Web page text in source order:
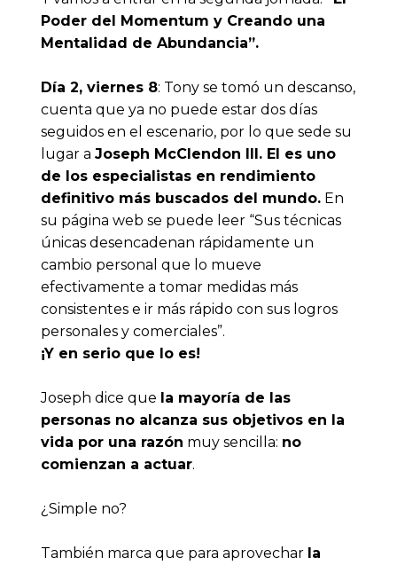
Poder del Momentum y Creando una
Mentalidad de Abundancia”.
Día 2, viernes 8: Tony se tomó un descanso,
cuenta que ya no puede estar dos días
seguidos en el escenario, por lo que sede su
lugar a Joseph McClendon lll. El es uno
de los especialistas en rendimiento
definitivo más buscados del mundo. En
su página web se puede leer “Sus técnicas
únicas desencadenan rápidamente un
cambio personal que lo mueve
efectivamente a tomar medidas más
consistentes e ir más rápido con sus logros
personales y comerciales”.
¡Y en serio que lo es!
Joseph dice que la mayoría de las
personas no alcanza sus objetivos en la
vida por una razón muy sencilla: no
comienzan a actuar.
¿Simple no?
También marca que para aprovechar la